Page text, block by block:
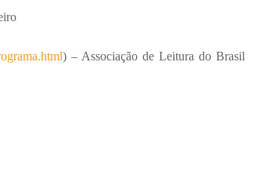
) – Associação de Leitura do Brasil